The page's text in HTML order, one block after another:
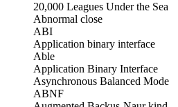
20,000 Leagues Under the Sea
Abnormal close
ABI
Application binary interface
Able
Application Binary Interface
Asynchronous Balanced Mode
ABNF